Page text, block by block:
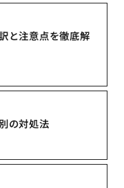
と注意点を徹底解
の対処法